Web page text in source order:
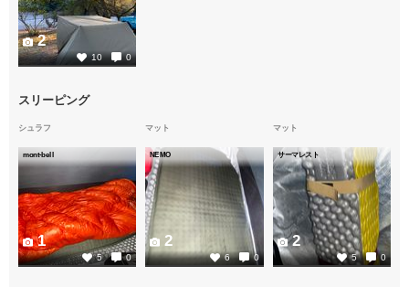
10 0
2
スリーピング
シュラフ
mont-bell
5 0
1
マット
NEMO
6 0
2
マット
サーマレスト
5 0
2